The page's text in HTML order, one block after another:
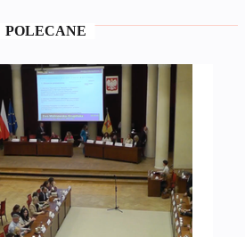
POLECANE